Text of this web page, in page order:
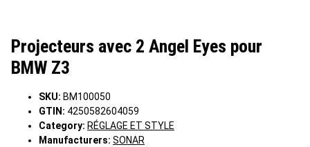
Projecteurs avec 2 Angel Eyes pour
BMW Z3
SKU: BM100050
GTIN: 4250582604059
Category: RÉGLAGE ET STYLE
Manufacturers: SONAR